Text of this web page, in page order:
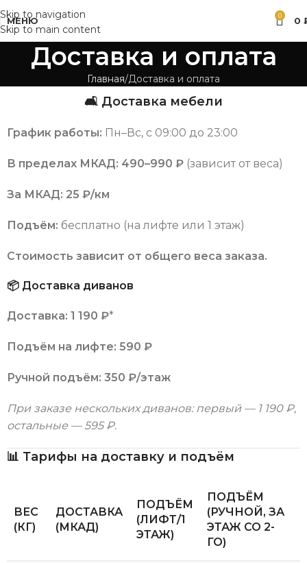
Skip to navigation
Skip to main content
МЕНЮ 0 0
Доставка и оплата
Главная Доставка и оплата
🛋 Доставка мебели
График работы: Пн–Вс, с 09:00 до 23:00
В пределах МКАД: 490–990 ₽ (зависит от веса)
За МКАД: 25 ₽/км
Подъём: бесплатно (на лифте или 1 этаж)
Стоимость зависит от общего веса заказа.
📦 Доставка диванов
Доставка: 1 190 ₽*
Подъём на лифте: 590 ₽
Ручной подъём: 350 ₽/этаж
При заказе нескольких диванов: первый — 1 190 ₽,
остальные — 595 ₽.
📊 Тарифы на доставку и подъём
ВЕС
(КГ)
ДОСТАВКА
(МКАД)
ПОДЪЁМ
(ЛИФТ/1
ЭТАЖ)
ПОДЪЁМ
(РУЧНОЙ, ЗА
ЭТАЖ СО 2-
ГО)